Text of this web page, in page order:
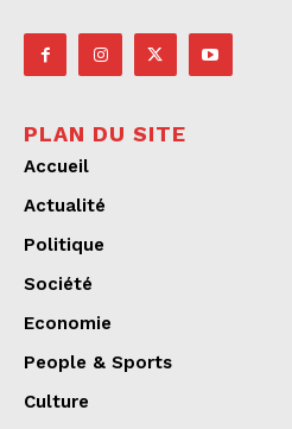
PLAN DU SITE
Accueil
Actualité
Politique
Société
Economie
People & Sports
Culture